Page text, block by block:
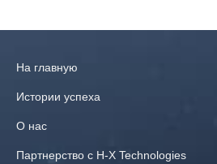
На главную
Истории успеха
О нас
Партнерство с H‑X Technologies